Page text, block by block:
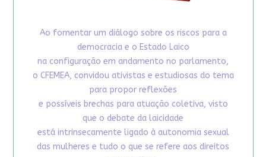
Ao fomentar um diálogo sobre os riscos para a
democracia e o Estado Laico
na configuração em andamento no parlamento,
o CFEMEA, convidou ativistas e estudiosas do tema
para propor reflexões
e possíveis brechas para atuação coletiva, visto
que o debate da laicidade
está intrinsecamente ligado à autonomia sexual
das mulheres e tudo o que se refere aos direitos